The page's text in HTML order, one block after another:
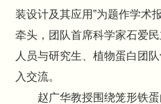
装设计及其应用”为题作学术
牵头，团队首席科学家石爱
人员与研究生、植物蛋白团
入交流。
赵广华教授围绕笼形铁